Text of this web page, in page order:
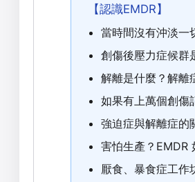
【認識EMDR】
當時間沒有沖淡一
創傷後壓力症候群
解離是什麼？解離
如果有上萬個創傷
強迫症與解離症的
害怕生產？EMDR
厭食、暴食症工作